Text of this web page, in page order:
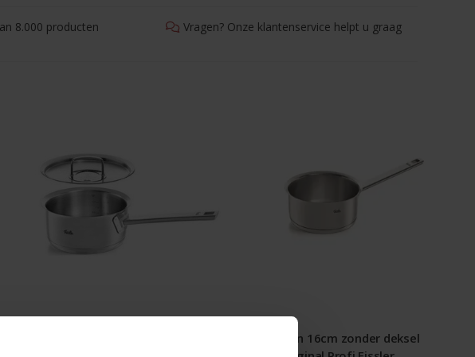
8.000 producten Vragen? Onze klantenservice helpt u graag
Steelpan 16cm zonder deksel